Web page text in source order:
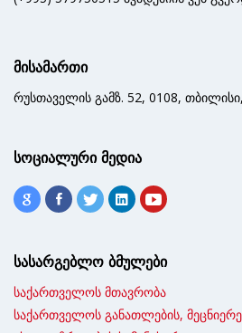
მისამართი
რუსთაველის გამზ. 52, 0108,
სოციალური მედია
სასარგებლო ბმულები
საქართველოს მთავრობა
საქართველოს განათლების,